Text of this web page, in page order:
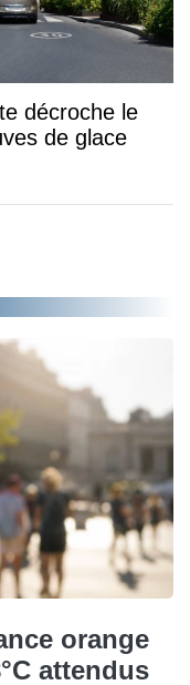
décroche le
de glace
orange
attendus